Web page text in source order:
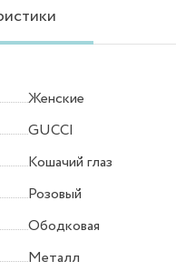
Женские
GUCCI
Кошачий глаз
Розовый
Ободковая
Металл